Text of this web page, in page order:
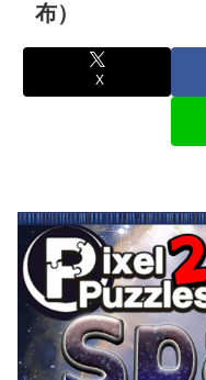
布）
X